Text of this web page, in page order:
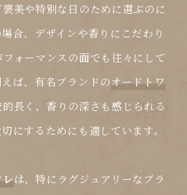
美や特別な日のために選ぶのに
合、デザインや香りにこだわり
ォーマンスの面でも往々にして
ば、有名ブランドのオードトワ
長く、香りの深さも感じられる
にするためにも適しています。
レは、特にラグジュアリーなブラ